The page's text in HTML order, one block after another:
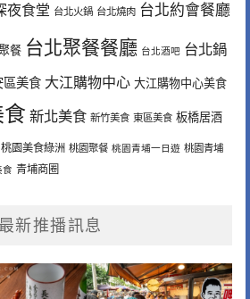
夜食堂 台北火鍋 台北燒肉 台北約會餐廳
餐 台北聚餐餐廳 台北酒吧 台北鍋
區美食 大江購物中心 大江購物中心美食
新北美食 新竹美食 東區美食 板橋居酒
桃園美食綠洲 桃園聚餐 桃園青埔一日遊 桃園青埔
食 青埔商圈
最新推播訊息